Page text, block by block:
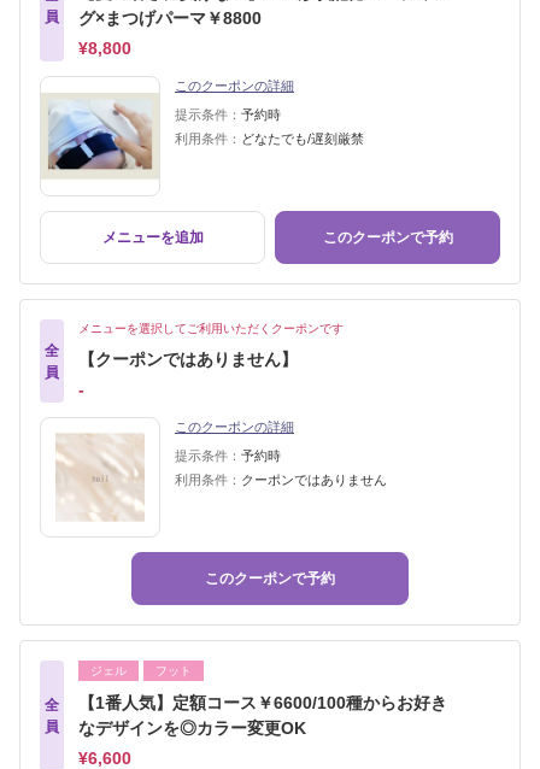
員
グ×まつげパーマ￥8800
¥8,800
このクーポンの詳細
提示条件： 予約時
利用条件： どなたでも/遅刻厳禁
メニューを追加 このクーポンで予約
全
員
メニューを選択してご利用いただくクーポンです
【クーポンではありません】
‐
このクーポンの詳細
提示条件： 予約時
利用条件： クーポンではありません
このクーポンで予約
全
員
ジェル フット
【1番人気】定額コース￥6600/100種からお好き
なデザインを◎カラー変更OK
¥6,600